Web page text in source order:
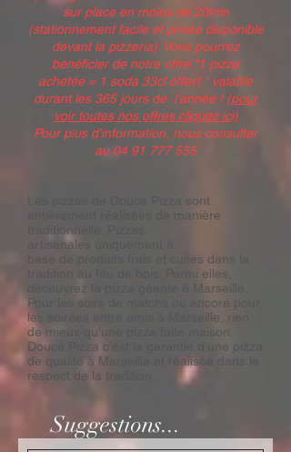
sur place en moins de 20min
(stationnement facile et privée disponible
devant la pizzeria). Vous pourrez
bénéficier de notre offre "1 pizza
achetée = 1 soda 33cl offert " valable
durant les 365 jours de l'année ! (pour
voir toutes nos offres cliquez ici)
Pour plus d'information, nous consulter
au 04 91 777 555
Les pizzas de Douce Pizza sont
entièrement réalisées de manière
traditionnelle. Pizzas
artisanales uniquement à
ba se de produits frais
et cuites dans la
tradition au feu de bois. Parmi elles,
découvrez la pizza géante à Marseille.
Pour les soirs de matchs ou encore pour
les soirées entre amis à Marseille, rien
de mieux qu’une pizza faite maison.
Douce Pizza c’est la garantie d’une pizza
de qualité à Marseille et réalisée dans le
respect de la tradition.
Suggestions...